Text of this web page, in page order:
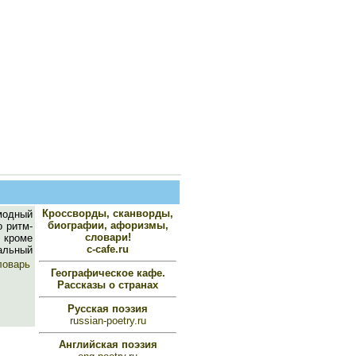
ритм-
кроме
Кроссворды, сканворды,
биографии, афоризмы,
словари!
c-cafe.ru
Географическое кафе.
Рассказы о странах
Русская поэзия
russian-poetry.ru
Английская поэзия